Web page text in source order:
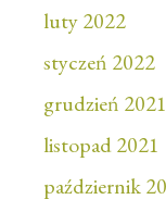
luty 2022
styczeń 2022
grudzień 2021
listopad 2021
październik